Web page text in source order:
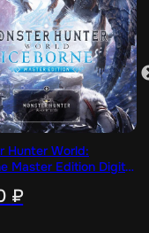
Hunter World:
Master Edition Digital
₽